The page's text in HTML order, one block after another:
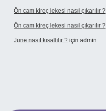
Ön cam kireç lekesi nasıl çıkarılır ?
Ön cam kireç lekesi nasıl çıkarılır ?
June nasıl kısaltılır ? için admin